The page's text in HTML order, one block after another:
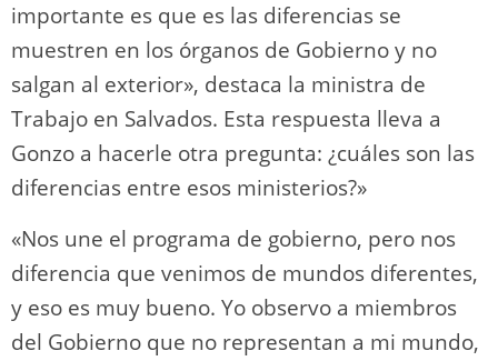
importante es que es las diferencias se
muestren en los órganos de Gobierno y no
salgan al exterior», destaca la ministra de
Trabajo en Salvados. Esta respuesta lleva a
Gonzo a hacerle otra pregunta: ¿cuáles son las
diferencias entre esos ministerios?»
«Nos une el programa de gobierno, pero nos
diferencia que venimos de mundos diferentes,
y eso es muy bueno. Yo observo a miembros
del Gobierno que no representan a mi mundo,